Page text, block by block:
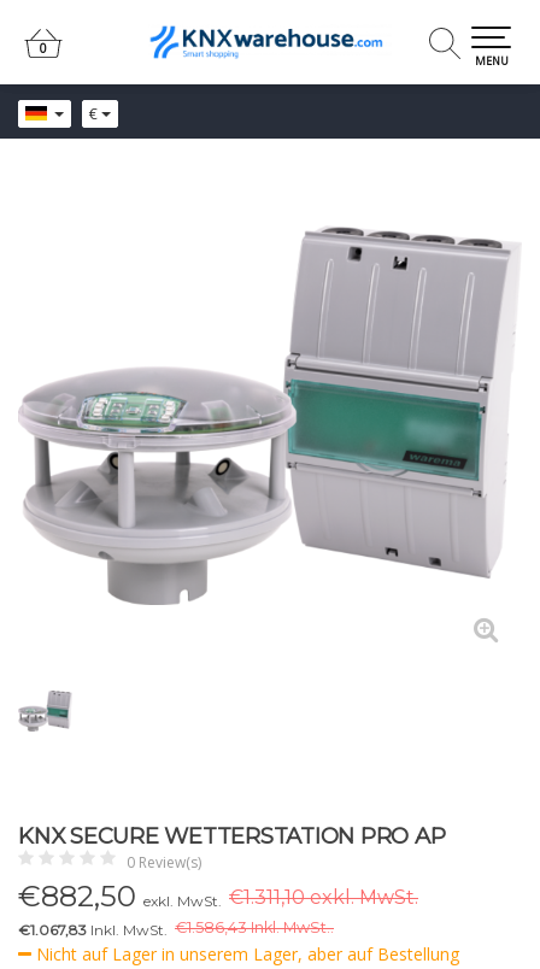
€
0
0
MENU
KNX SECURE WETTERSTATION PRO AP
0 Review(s)
€882,50 exkl. MwSt. €1.311,10 exkl. MwSt.
€1.067,83 Inkl. MwSt. €1.586,43 Inkl. MwSt..
Nicht auf Lager in unserem Lager, aber auf Bestellung